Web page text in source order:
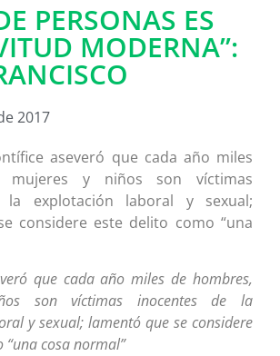
PERSONAS ES
MODERNA”:
2017
aseveró que cada año miles
mujeres y niños son víctimas
la explotación laboral y sexual;
considere este delito como “una
que cada año miles de hombres,
son víctimas inocentes de la
y sexual; lamentó que se considere
“una cosa normal”